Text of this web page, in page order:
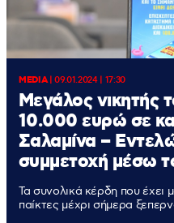
MEDIA|09.01.2024 | 17:30
Μεγάλος νικητής
10.000 ευρώ σε
Σαλαμίνα –
συμμετοχή μέσω
Τα συνολικά κέρδη που έχει
παίκτες μέχρι σήμερα